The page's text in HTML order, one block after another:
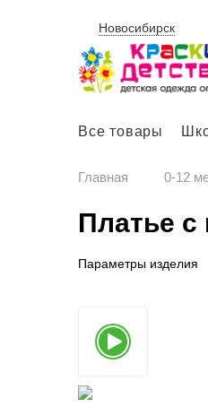
Новосибирск
Все товары
Главная 0-12
Платье с
Параметры изделия